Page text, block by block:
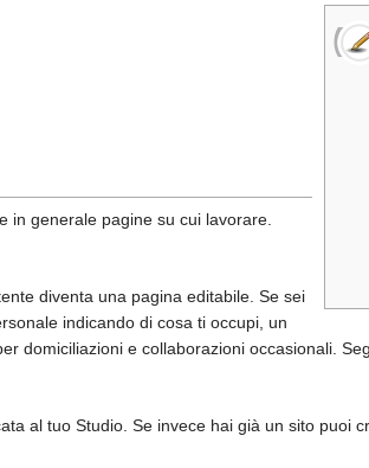
in generale pagine su cui lavorare.
diventa una pagina editabile. Se sei
indicando di cosa ti occupi, un
domiciliazioni e collaborazioni occasionali.
al tuo Studio. Se invece hai già un sito puoi